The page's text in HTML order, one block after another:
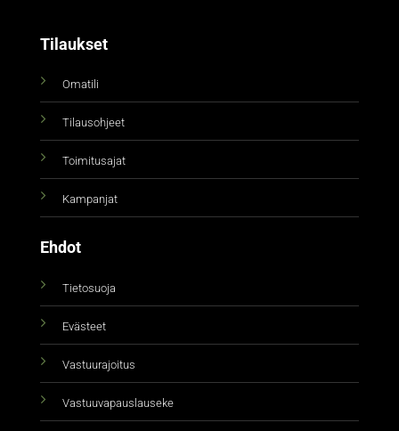
Tilaukset
Omatili
Tilausohjeet
Toimitusajat
Kampanjat
Ehdot
Tietosuoja
Evästeet
Vastuurajoitus
Vastuuvapauslauseke